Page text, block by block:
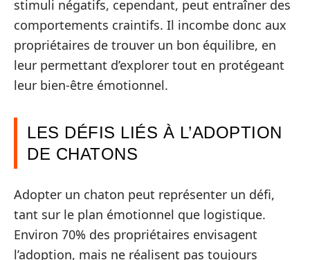
stimuli négatifs, cependant, peut entraîner des
comportements craintifs. Il incombe donc aux
propriétaires de trouver un bon équilibre, en
leur permettant d’explorer tout en protégeant
leur bien-être émotionnel.
LES DÉFIS LIÉS À L’ADOPTION
DE CHATONS
Adopter un chaton peut représenter un défi,
tant sur le plan émotionnel que logistique.
Environ 70% des propriétaires envisagent
l’adoption, mais ne réalisent pas toujours